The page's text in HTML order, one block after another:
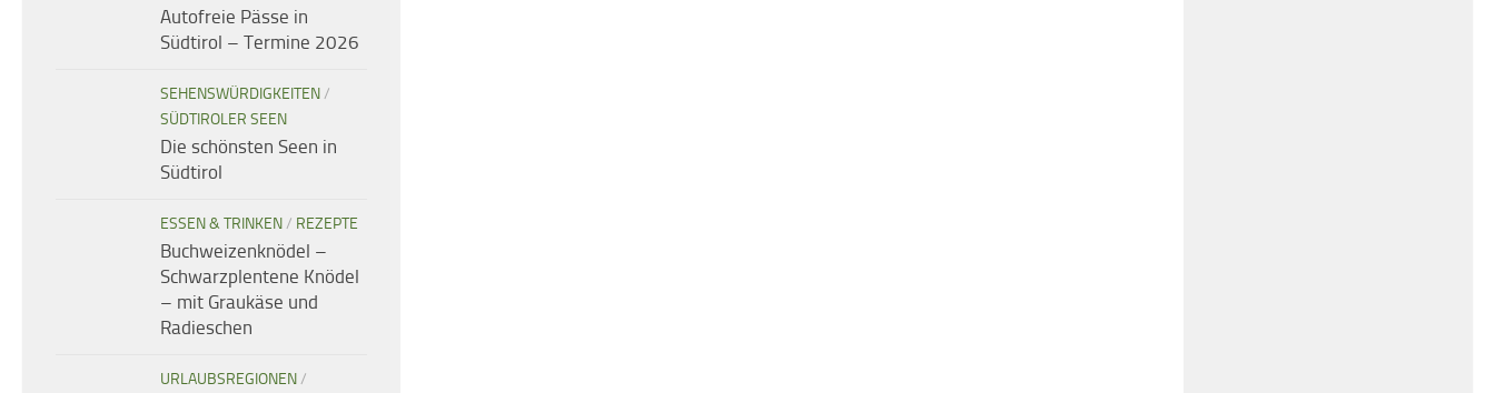
Autofreie Pässe in
Südtirol – Termine 2026
SEHENSWÜRDIGKEITEN/
SÜDTIROLER SEEN
Die schönsten Seen in
Südtirol
ESSEN & TRINKEN/ REZEPTE
Buchweizenknödel –
Schwarzplentene Knödel
– mit Graukäse und
Radieschen
URLAUBSREGIONEN/